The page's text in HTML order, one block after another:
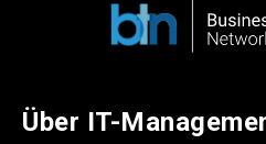
Über IT-